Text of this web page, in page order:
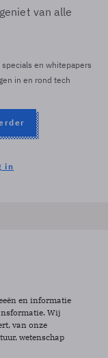
van alle
en whitepapers
in en rond tech
in
en informatie
Wij
van onze
wetenschap